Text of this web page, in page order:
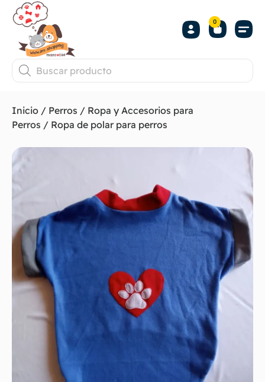
0
Inicio / Perros / Ropa y Accesorios para
Perros / Ropa de polar para perros